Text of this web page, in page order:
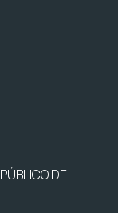
DE